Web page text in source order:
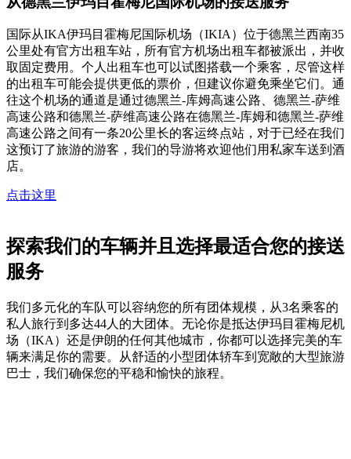
国际从IKA伊玛目霍梅尼国际机场（IKIA）位于德黑兰西南35
公里处有官方出租车站，所有官方机场出租车都被派出，并收
取固定费用。个人出租车也可以试图搭载一个乘客，尽管这样
的出租车可能会提供更低的票价，但建议你避免乘坐它们。通
往这个机场的通道是通过德黑兰-库姆高速公路、德黑兰-萨维
高速公路和德黑兰-萨维高速公路在德黑兰-库姆和德黑兰-萨维
高速公路之间有一条20公里长的客运终点站，对于已经在我们
这预订了旅游的游客，我们的导游将欢迎他们用私家车送到酒
店。
点击这里
探索我们的车辆并且选择最适合您的接送
服务
我们多元化的车队可以容纳您的所有团体规模，从3名乘客的
私人旅行到多达44人的大团体。无论你是抵达伊玛目霍梅尼机
场（IKA）还是伊朗的任何其他城市，你都可以选择完美的车
辆来满足你的需要。从舒适的小型团体轿车到宽敞的大型旅游
巴士，我们确保您的平稳和愉快的旅程。